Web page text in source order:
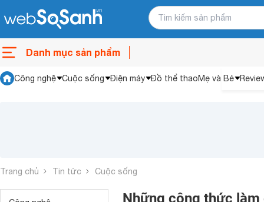
Danh mục sản phẩm
Công nghệ Cuộc sống Điện máy Đồ thể thaoMẹ và Bé
Trang chủ Tin tức Cuộc sống
Những công thức